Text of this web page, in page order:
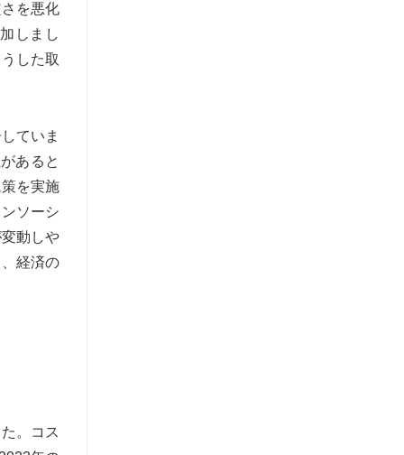
を悪化
しまし
した取
ていま
あると
を実施
ソーシ
動しや
経済の
。コス